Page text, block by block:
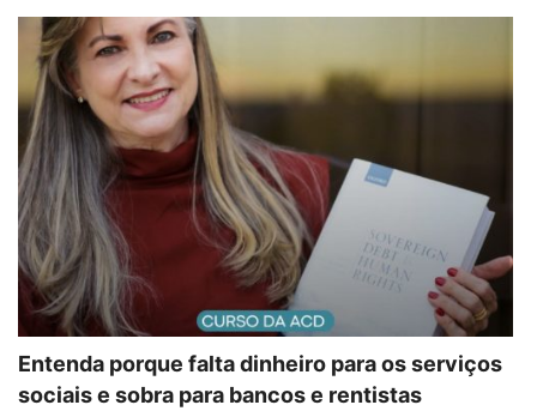
Entenda porque falta dinheiro para os serviços
sociais e sobra para bancos e rentistas